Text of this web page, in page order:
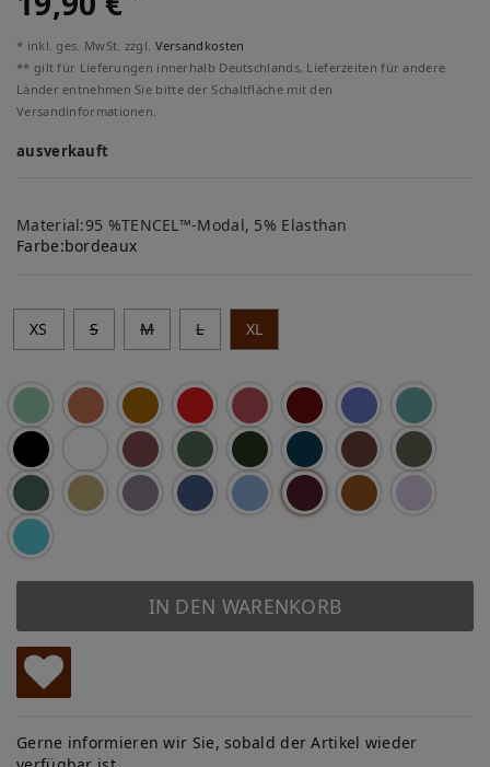
* inkl. ges. MwSt. zzgl. Versandkosten
** gilt für Lieferungen innerhalb Deutschlands, Lieferzeiten für andere
Länder entnehmen Sie bitte der Schaltfläche mit den
Versandinformationen.
ausverkauft
Material:95 %TENCEL™-Modal, 5% Elasthan
Farbe:bordeaux
XS S M L XL
IN DEN WARENKORB
W
u
Gerne informieren wir Sie, sobald der Artikel wieder